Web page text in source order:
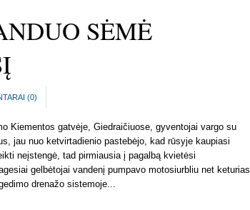
SĖMĖ
(0)
Kiementos gatvėje, Giedraičiuose, gyventojai vargo su
jau nuo ketvirtadienio pastebėjo, kad rūsyje kaupiasi
neįstengė, tad pirmiausia į pagalbą kvietėsi
gelbėtojai vandenį pumpavo motosiurbliu net keturias
drenažo sistemoje...